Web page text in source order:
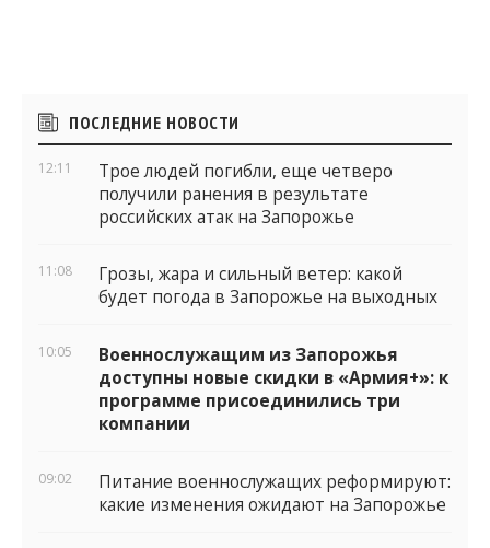
Боковые
виджеты
ПОСЛЕДНИЕ НОВОСТИ
12:11
Трое людей погибли, еще четверо
получили ранения в результате
российских атак на Запорожье
11:08
Грозы, жара и сильный ветер: какой
будет погода в Запорожье на выходных
10:05
Военнослужащим из Запорожья
доступны новые скидки в «Армия+»: к
программе присоединились три
компании
09:02
Питание военнослужащих реформируют:
какие изменения ожидают на Запорожье